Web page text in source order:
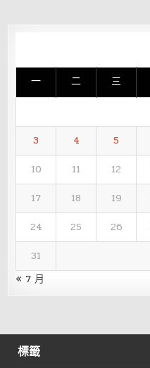
一 二 三
3
4 5
10
11 12
17
18 19
24
25 26
31
« 7 月
標籤